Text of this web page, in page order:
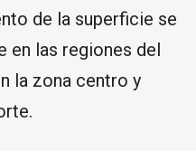
de la superficie se
en las regiones del
la zona centro y